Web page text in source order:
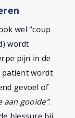
wel “coup
wordt
pijn in de
patiënt wordt
gevoel of
aan gooide”.